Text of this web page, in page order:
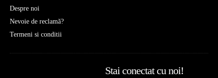
Despre noi
Nevoie de reclamă?
Termeni si conditii
Stai conectat cu noi!